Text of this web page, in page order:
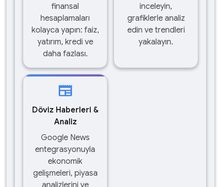
finansal
hesaplamaları
kolayca yapın: faiz,
yatırım, kredi ve
daha fazlası.
inceleyin,
grafiklerle analiz
edin ve trendleri
yakalayın.
newspaper
Döviz Haberleri &
Analiz
Google News
entegrasyonuyla
ekonomik
gelişmeleri, piyasa
analizlerini ve